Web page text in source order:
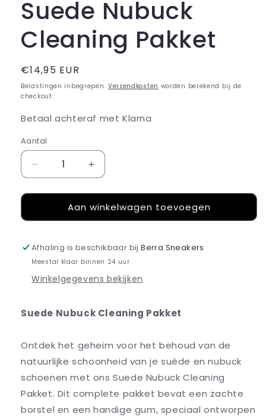
Suede Nubuck
Cleaning Pakket
Normale
prijs
€14,95 EUR
Belastingen inbegrepen. Verzendkosten worden berekend bij de
checkout.
Betaal achteraf met Klarna
Aantal
Aantal
verlagen
voor
Nubuck
Pakket
Aantal
verhogen
voor
Suede
Nubuck
Pakket
Aan winkelwagen toevoegen
Afhaling is beschikbaar bijBerra Sneakers
Meestal klaar binnen 24 uur
Winkelgegevens bekijken
Suede Nubuck Cleaning Pakket
Ontdek het geheim voor het behoud van de
natuurlijke schoonheid van je suède en nubuck
schoenen met ons Suede Nubuck Cleaning
Pakket. Dit complete pakket bevat een zachte
borstel en een handige gum, speciaal ontworpen